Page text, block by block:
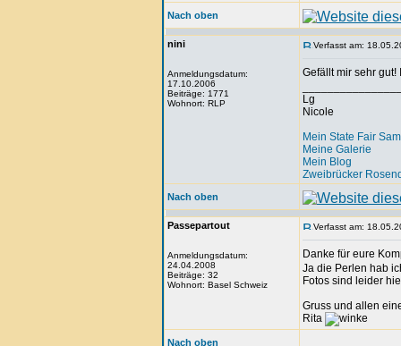
Nach oben
nini
Anmeldungsdatum:
17.10.2006
Beiträge: 1771
Wohnort: RLP
Verfasst am:
Gefällt mir sehr
Lg
Nicole
Mein State Fair
Meine Galerie
Mein Blog
Zweibrücker
Nach oben
Passepartout
Anmeldungsdatum:
24.04.2008
Beiträge: 32
Wohnort: Basel Schweiz
Verfasst am:
Danke für eure
Ja die Perlen hab
Fotos sind leider
Gruss und allen
Rita
Nach oben